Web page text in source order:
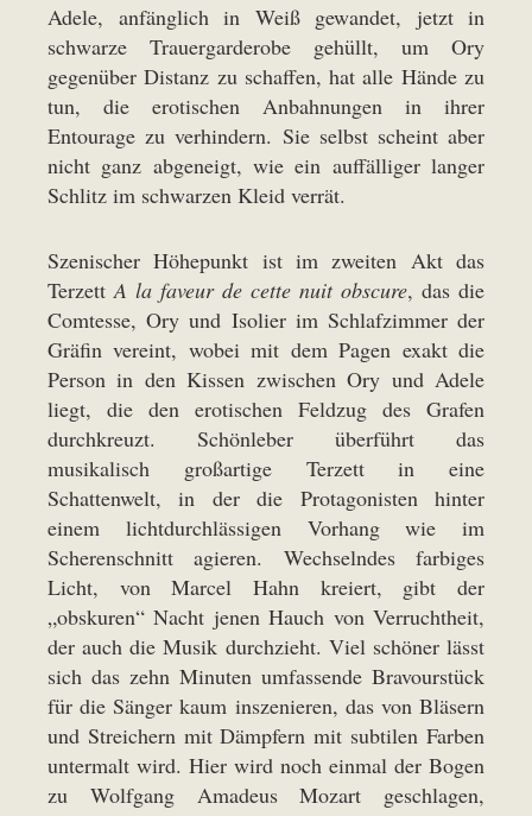
Adele, anfänglich in Weiß gewandet, jetzt in
schwarze Trauergarderobe gehüllt, um Ory
gegenüber Distanz zu schaffen, hat alle Hände zu
tun, die erotischen Anbahnungen in ihrer
Entourage zu verhindern. Sie selbst scheint aber
nicht ganz abgeneigt, wie ein auffälliger langer
Schlitz im schwarzen Kleid verrät.
Szenischer Höhepunkt ist im zweiten Akt das
Terzett A la faveur de cette nuit obscure, das die
Comtesse, Ory und Isolier im Schlafzimmer der
Gräfin vereint, wobei mit dem Pagen exakt die
Person in den Kissen zwischen Ory und Adele
liegt, die den erotischen Feldzug des Grafen
durchkreuzt. Schönleber überführt das
musikalisch großartige Terzett in eine
Schattenwelt, in der die Protagonisten hinter
einem lichtdurchlässigen Vorhang wie im
Scherenschnitt agieren. Wechselndes farbiges
Licht, von Marcel Hahn kreiert, gibt der
„obskuren“ Nacht jenen Hauch von Verruchtheit,
der auch die Musik durchzieht. Viel schöner lässt
sich das zehn Minuten umfassende Bravourstück
für die Sänger kaum inszenieren, das von Bläsern
und Streichern mit Dämpfern mit subtilen Farben
untermalt wird. Hier wird noch einmal der Bogen
zu Wolfgang Amadeus Mozart geschlagen,